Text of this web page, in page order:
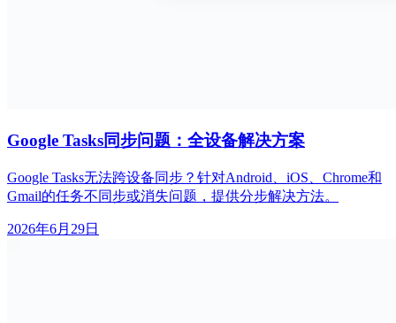
Google Tasks同步问题：全设备解决方案
Google Tasks无法跨设备同步？针对Android、iOS、Chrome和
Gmail的任务不同步或消失问题，提供分步解决方法。
2026年6月29日